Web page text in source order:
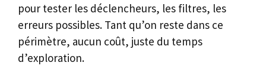
pour tester les déclencheurs, les filtres, les
erreurs possibles. Tant qu’on reste dans ce
périmètre, aucun coût, juste du temps
d’exploration.